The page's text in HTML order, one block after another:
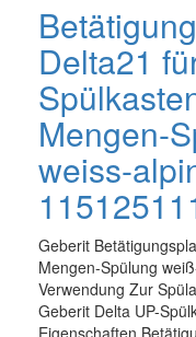
Delta21
Mengen-
weiss-
Geberit
Mengen-Spülung
Verwendung Zur
Geberit Delta UP-